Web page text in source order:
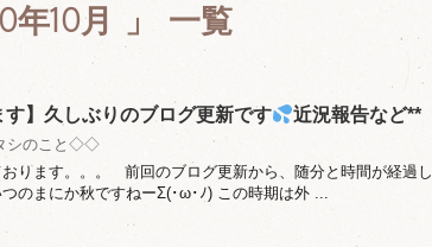
年10月 」 一覧
す】久しぶりのブログ更新です 近況報告など**
のこと◇◇
ります。。。 前回のブログ更新から、随分と時間が経過し
のまにか秋ですねーΣ(･ω･ﾉ) この時期は外 ...